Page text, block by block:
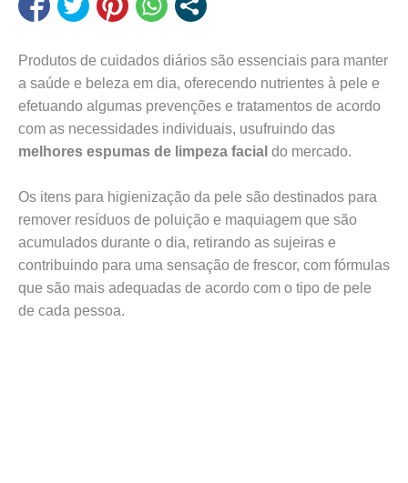
Produtos de cuidados diários são essenciais para manter
a saúde e beleza em dia, oferecendo nutrientes à pele e
efetuando algumas prevenções e tratamentos de acordo
com as necessidades individuais, usufruindo das
melhores espumas de limpeza facial do mercado.
Os itens para higienização da pele são destinados para
remover resíduos de poluição e maquiagem que são
acumulados durante o dia, retirando as sujeiras e
contribuindo para uma sensação de frescor, com fórmulas
que são mais adequadas de acordo com o tipo de pele
de cada pessoa.